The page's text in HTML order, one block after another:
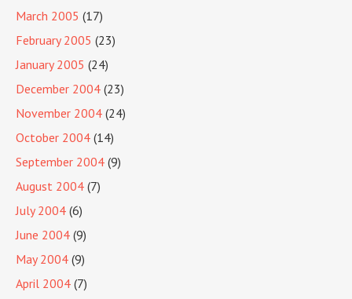
March 2005 (17)
February 2005 (23)
January 2005 (24)
December 2004 (23)
November 2004 (24)
October 2004 (14)
September 2004 (9)
August 2004 (7)
July 2004 (6)
June 2004 (9)
May 2004 (9)
April 2004 (7)